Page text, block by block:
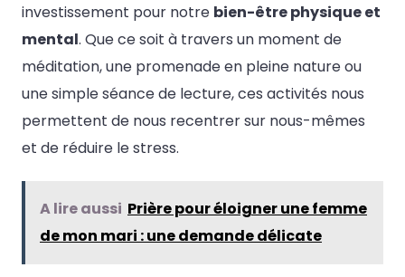
investissement pour notre bien-être physique et
mental. Que ce soit à travers un moment de
méditation, une promenade en pleine nature ou
une simple séance de lecture, ces activités nous
permettent de nous recentrer sur nous-mêmes
et de réduire le stress.
A lire aussi Prière pour éloigner une femme
de mon mari : une demande délicate